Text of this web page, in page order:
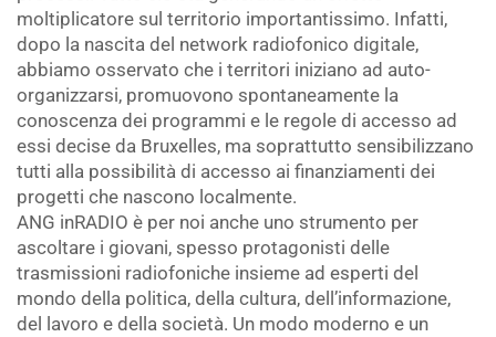
moltiplicatore sul territorio importantissimo. Infatti,
dopo la nascita del network radiofonico digitale,
abbiamo osservato che i territori iniziano ad auto-
organizzarsi, promuovono spontaneamente la
conoscenza dei programmi e le regole di accesso ad
essi decise da Bruxelles, ma soprattutto sensibilizzano
tutti alla possibilità di accesso ai finanziamenti dei
progetti che nascono localmente.
ANG inRADIO è per noi anche uno strumento per
ascoltare i giovani, spesso protagonisti delle
trasmissioni radiofoniche insieme ad esperti del
mondo della politica, della cultura, dell’informazione,
del lavoro e della società. Un modo moderno e un